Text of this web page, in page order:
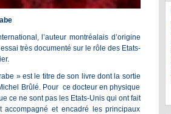
l’auteur montréalais d’origine
très documenté sur le rôle des Etats-
» est le titre de son livre dont la sortie
Brûlé. Pour ce docteur en physique
ce ne sont pas les Etats-Unis qui ont fait
et encadré les principaux